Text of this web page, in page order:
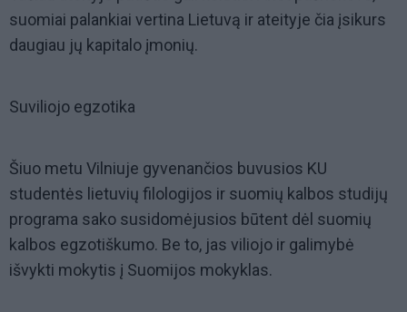
suomiai palankiai vertina Lietuvą ir ateityje čia įsikurs
daugiau jų kapitalo įmonių.
Suviliojo egzotika
Šiuo metu Vilniuje gyvenančios buvusios KU
studentės lietuvių filologijos ir suomių kalbos studijų
programa sako susidomėjusios būtent dėl suomių
kalbos egzotiškumo. Be to, jas viliojo ir galimybė
išvykti mokytis į Suomijos mokyklas.